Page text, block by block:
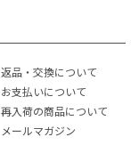
返品・交換について
お支払いについて
再入荷の商品について
メールマガジン